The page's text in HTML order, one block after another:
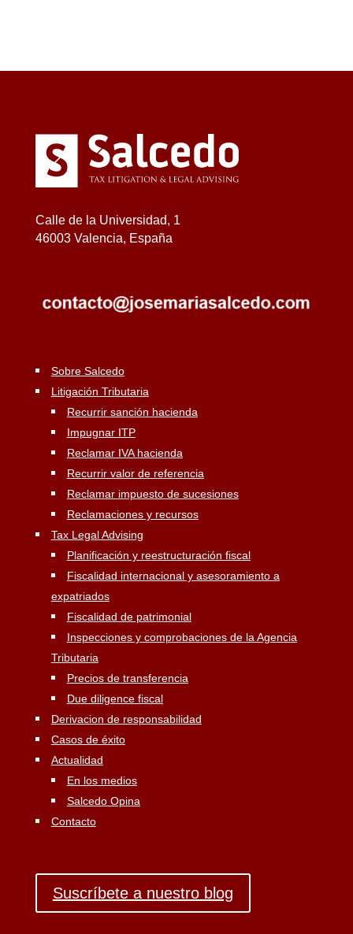
Calle de la Universidad, 1
46003 Valencia, España
Sobre Salcedo
Litigación Tributaria
Recurrir sanción hacienda
Impugnar ITP
Reclamar IVA hacienda
Recurrir valor de referencia
Reclamar impuesto de sucesiones
Reclamaciones y recursos
Tax Legal Advising
Planificación y reestructuración fiscal
Fiscalidad internacional y asesoramiento a
expatriados
Fiscalidad de patrimonial
Inspecciones y comprobaciones de la Agencia
Tributaria
Precios de transferencia
Due diligence fiscal
Derivacion de responsabilidad
Casos de éxito
Actualidad
En los medios
Salcedo Opina
Contacto
Suscríbete a nuestro blog